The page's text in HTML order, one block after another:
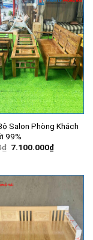
Salon Phòng Khách
99%
₫ Giá
7.100.000₫Giá
hiện